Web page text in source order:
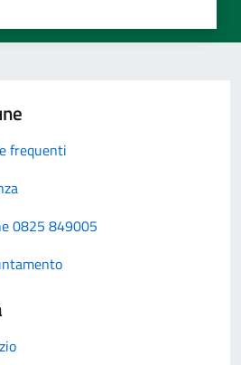
frequenti
0825 849005